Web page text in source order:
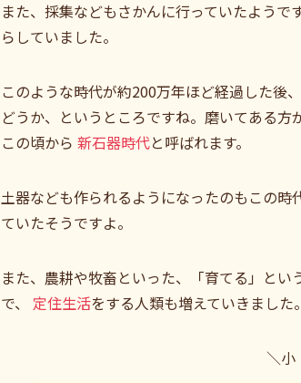
また、採集などもさかんに行っていたよう
らしていました。
このような時代が約200万年ほど経過した後、
どうか、というところですね。磨いてある方
この頃から 新石器時代と呼ばれます。
土器なども作られるようになったのもこの
ていたそうですよ。
また、農耕や牧畜といった、「育てる」と
で、 定住生活をする人類も増えていきました。
＼小